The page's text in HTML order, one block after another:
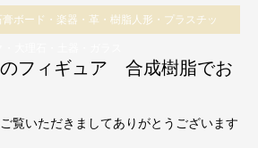
ボード・楽器・革・樹脂人形・プラスチッ
フィギュア 合成樹脂でお
覧いただきましてありがとうございます